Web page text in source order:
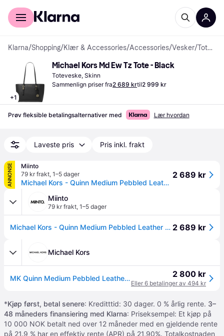
For kunder
Klarna/Shopping/Klær & Accessories/Accessories/Vesker/ Totevesker
+1
Michael Kors Md Ew Tz Tote - Black
Toteveske, Skinn
Sammenlign priser fra2 689 krtil2 999 kr
Prøv fleksible betalingsalternativer med Lær hvordan
Laveste pris Pris inkl. frakt
ANNONSE
Miinto
79 kr frakt, 1–5 dager
Michael Kors - Quinn Medium Pebbled Leather Tote - Dame - Vesker - Svart - ONE Size
2 689 kr
Miinto
79 kr frakt, 1–5 dager
Michael Kors - Quinn Medium Pebbled Leather Tote - Dame - Vesker - Svart - ONE Size 2 689 kr
Michael Kors
MK Quinn Medium Pebbled Leather Tote Bag - Black - Michael Kors - ONE SIZE 2 800 kr
Eller 6 betalinger av 494 kr
*Kjøp først, betal senere: Kreditttid: 30 dager. 0 % årlig rente. 3–
48 måneders finansiering med Klarna: Priseksempel: Et kjøp på
10 000 NOK betalt ned over 12 måneder med en gjeldende rente
på 21.9 % har en effektiv rente (APR) på 21,90%. Totalkostnaden